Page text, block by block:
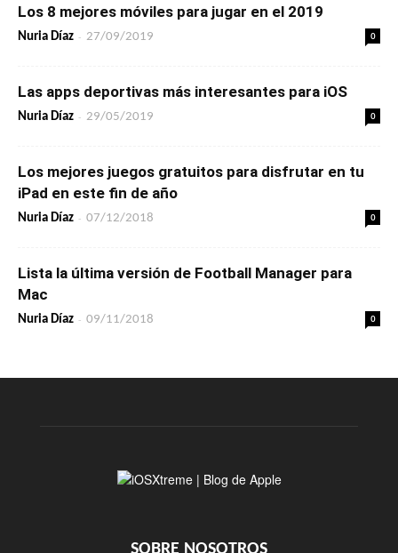
Los 8 mejores móviles para jugar en el 2019
Nuria Díaz - 27/09/2019 0
Las apps deportivas más interesantes para iOS
Nuria Díaz - 29/05/2019 0
Los mejores juegos gratuitos para disfrutar en tu
iPad en este fin de año
Nuria Díaz - 07/12/2018 0
Lista la última versión de Football Manager para
Mac
Nuria Díaz - 09/11/2018 0